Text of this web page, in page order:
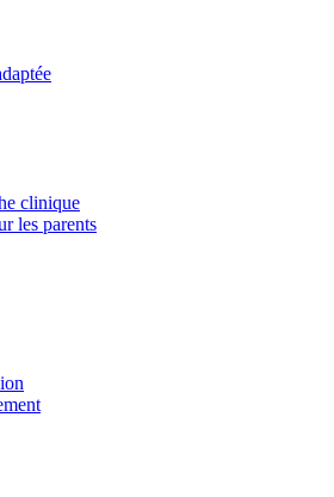
clinique
les parents